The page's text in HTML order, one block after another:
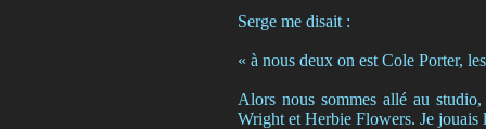
Serge me disait :
« à nous deux on est Cole Porter,
Alors nous sommes allé au
Wright et Herbie Flowers. Je jouais